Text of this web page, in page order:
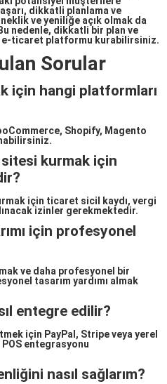
dikkatli planlama ve
ve yeniliğe açık olmak da
nedenle, dikkatli bir plan ve
ticaret platformu kurabilirsiniz.
Sorular
için hangi platformları
Shopify, Magento
kurmak için
için ticaret sicil kaydı, vergi
izinler gerekmektedir.
için profesyonel
ve daha profesyonel bir
tasarım yardımı almak
entegre edilir?
için PayPal, Stripe veya yerel
entegrasyonu
nasıl sağlarım?